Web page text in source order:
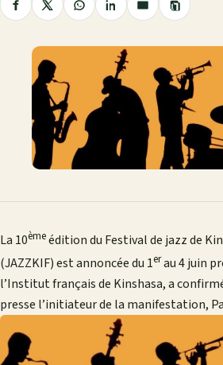
Partager
Facebook
Partager
X
Partager
WhatsApp
Partager
LinkedIn
Partager
mail
Copier
le
La 10èmeédition du Festival de jazz de
(JAZZKIF) est annoncée du 1erau 4 juin
l’Institut français de Kinshasa, a
presse l’initiateur de la manifestation,